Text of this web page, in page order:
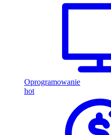
Oprogramowanie
hot